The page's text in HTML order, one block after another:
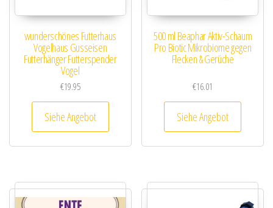
wunderschönes Futterhaus
Vogelhaus Gusseisen
Futterhänger Futterspender
Vogel
€19.95
Siehe Angebot
500 ml Beaphar Aktiv-Schaum
Pro Biotic Mikrobiome gegen
Flecken & Gerüche
€16.01
Siehe Angebot